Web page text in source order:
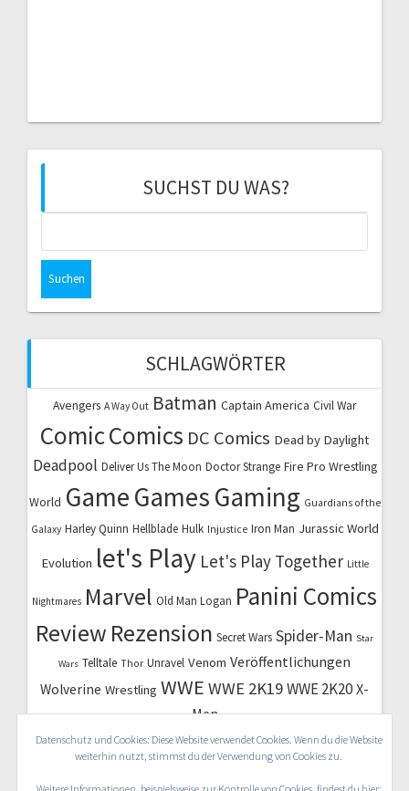
SUCHST DU WAS?
SCHLAGWÖRTER
Avengers A Way Out Batman Captain America Civil War
ComicComics DC Comics Dead by Daylight
Deadpool Deliver Us The Moon Doctor Strange Fire Pro Wrestling
World GameGamesGaming Guardians of the
Galaxy Harley Quinn Hellblade Hulk Injustice Iron Man Jurassic World
Evolution let's Play Let's Play Together Little
Nightmares Marvel Old Man Logan Panini Comics
Review Rezension Secret Wars Spider-Man Star
Wars Telltale Thor Unravel Venom Veröffentlichungen
Wolverine Wrestling WWE WWE 2K19WWE 2K20 X-
Men
Datenschutz und Cookies: Diese Website verwendet Cookies. Wenn du die Website
weiterhin nutzt, stimmst du der Verwendung von Cookies zu.